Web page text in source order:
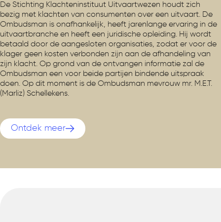
De Stichting Klachteninstituut Uitvaartwezen houdt zich
bezig met klachten van consumenten over een uitvaart. De
Ombudsman is onafhankelijk, heeft jarenlange ervaring in de
uitvaartbranche en heeft een juridische opleiding. Hij wordt
betaald door de aangesloten organisaties, zodat er voor de
klager geen kosten verbonden zijn aan de afhandeling van
zijn klacht. Op grond van de ontvangen informatie zal de
Ombudsman een voor beide partijen bindende uitspraak
doen. Op dit moment is de Ombudsman mevrouw mr. M.E.T.
(Marliz) Schellekens.
Ontdek meer